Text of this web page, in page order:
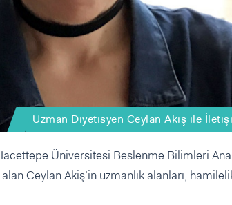
Uzman Diyetisyen Ceylan Akiş ile
Üniversitesi Beslenme Bilimleri Ana
Ceylan Akiş’in uzmanlık alanları,